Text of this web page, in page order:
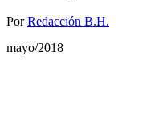
PorRedacción B.H.
mayo/2018